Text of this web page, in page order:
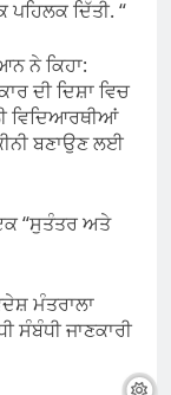
ਦਿੱਤੀ. “
ਨੇ ਕਿਹਾ:
ਦੀ ਦਿਸ਼ਾ ਵਿਚ
ਵਿਦਿਆਰਥੀਆਂ
ਬਣਾਉਣ ਲਈ
“ਸੁਤੰਤਰ ਅਤੇ
ਮੰਤਰਾਲਾ
ਸੰਬੰਧੀ ਜਾਣਕਾਰੀ